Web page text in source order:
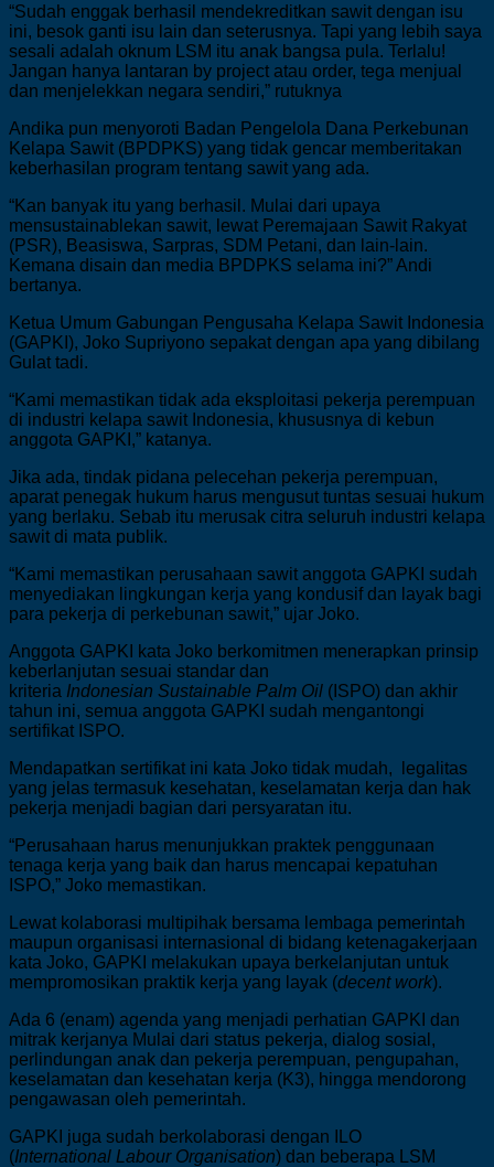
“Sudah enggak berhasil mendekreditkan sawit dengan isu
ini, besok ganti isu lain dan seterusnya. Tapi yang lebih saya
sesali adalah oknum LSM itu anak bangsa pula. Terlalu!
Jangan hanya lantaran by project atau order, tega menjual
dan menjelekkan negara sendiri,” rutuknya
Andika pun menyoroti Badan Pengelola Dana Perkebunan
Kelapa Sawit (BPDPKS) yang tidak gencar memberitakan
keberhasilan program tentang sawit yang ada.
“Kan banyak itu yang berhasil. Mulai dari upaya
mensustainablekan sawit, lewat Peremajaan Sawit Rakyat
(PSR), Beasiswa, Sarpras, SDM Petani, dan lain-lain.
Kemana disain dan media BPDPKS selama ini?” Andi
bertanya.
Ketua Umum Gabungan Pengusaha Kelapa Sawit Indonesia
(GAPKI), Joko Supriyono sepakat dengan apa yang dibilang
Gulat tadi.
“Kami memastikan tidak ada eksploitasi pekerja perempuan
di industri kelapa sawit Indonesia, khususnya di kebun
anggota GAPKI,” katanya.
Jika ada, tindak pidana pelecehan pekerja perempuan,
aparat penegak hukum harus mengusut tuntas sesuai hukum
yang berlaku. Sebab itu merusak citra seluruh industri kelapa
sawit di mata publik.
“Kami memastikan perusahaan sawit anggota GAPKI sudah
menyediakan lingkungan kerja yang kondusif dan layak bagi
para pekerja di perkebunan sawit,” ujar Joko.
Anggota GAPKI kata Joko berkomitmen menerapkan prinsip
keberlanjutan sesuai standar dan
kriteria Indonesian Sustainable Palm Oil (ISPO) dan akhir
tahun ini, semua anggota GAPKI sudah mengantongi
sertifikat ISPO.
Mendapatkan sertifikat ini kata Joko tidak mudah, legalitas
yang jelas termasuk kesehatan, keselamatan kerja dan hak
pekerja menjadi bagian dari persyaratan itu.
“Perusahaan harus menunjukkan praktek penggunaan
tenaga kerja yang baik dan harus mencapai kepatuhan
ISPO,” Joko memastikan.
Lewat kolaborasi multipihak bersama lembaga pemerintah
maupun organisasi internasional di bidang ketenagakerjaan
kata Joko, GAPKI melakukan upaya berkelanjutan untuk
mempromosikan praktik kerja yang layak (decent work).
Ada 6 (enam) agenda yang menjadi perhatian GAPKI dan
mitrak kerjanya Mulai dari status pekerja, dialog sosial,
perlindungan anak dan pekerja perempuan, pengupahan,
keselamatan dan kesehatan kerja (K3), hingga mendorong
pengawasan oleh pemerintah.
GAPKI juga sudah berkolaborasi dengan ILO
(International Labour Organisation) dan beberapa LSM